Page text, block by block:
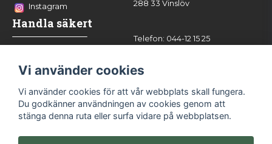
Instagram
Handla säkert
288 33 Vinslöv
Telefon: 044-12 15 25
Vi använder cookies
Vi använder cookies för att vår webbplats skall fungera.
Du godkänner användningen av cookies genom att
stänga denna ruta eller surfa vidare på webbplatsen.